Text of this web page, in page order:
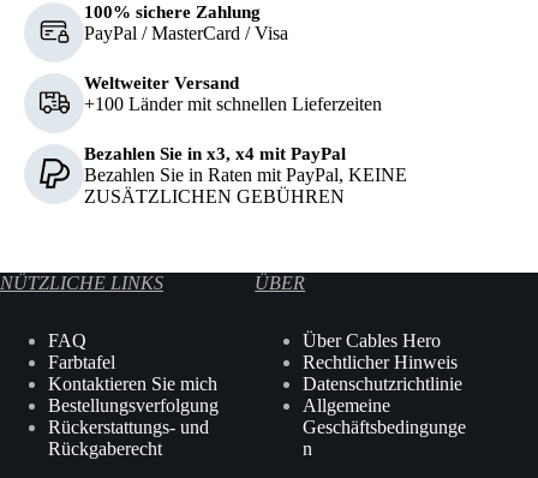
100% sichere Zahlung
PayPal / MasterCard / Visa
Weltweiter Versand
+100 Länder mit schnellen Lieferzeiten
Bezahlen Sie in x3, x4 mit PayPal
Bezahlen Sie in Raten mit PayPal, KEINE
ZUSÄTZLICHEN GEBÜHREN
NÜTZLICHE LINKS
FAQ
Farbtafel
Kontaktieren Sie mich
Bestellungsverfolgung
Rückerstattungs- und
Rückgaberecht
ÜBER
Über Cables Hero
Rechtlicher Hinweis
Datenschutzrichtlinie
Allgemeine
Geschäftsbedingunge
n